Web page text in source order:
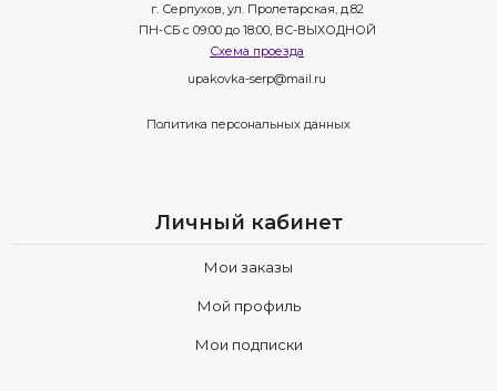
г. Серпухов, ул. Пролетарская, д.82
ПН-СБ с 09:00 до 18:00, ВС-ВЫХОДНОЙ
Схема проезда
upakovka-serp@mail.ru
Политика персональных данных
Личный кабинет
Мои заказы
Мой профиль
Мои подписки